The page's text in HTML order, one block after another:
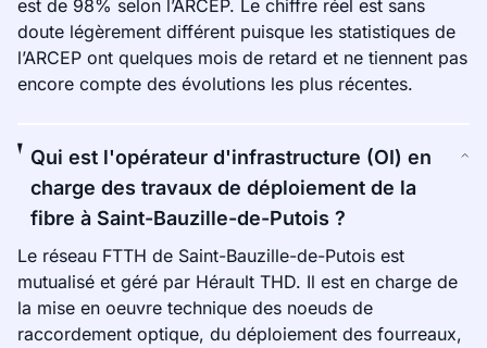
est de 98% selon l’ARCEP. Le chiffre réel est sans
doute légèrement différent puisque les statistiques de
l’ARCEP ont quelques mois de retard et ne tiennent pas
encore compte des évolutions les plus récentes.
Qui est l'opérateur d'infrastructure (OI) en
charge des travaux de déploiement de la
fibre à Saint-Bauzille-de-Putois ?
Le réseau FTTH de Saint-Bauzille-de-Putois est
mutualisé et géré par Hérault THD. Il est en charge de
la mise en oeuvre technique des noeuds de
raccordement optique, du déploiement des fourreaux,